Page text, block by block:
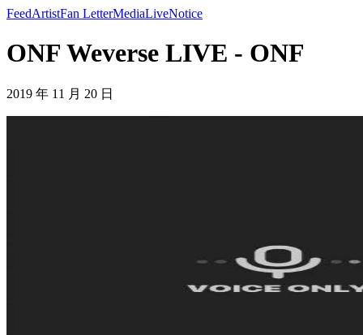
FeedArtistFan LetterMediaLiveNotice
ONF Weverse LIVE - ONF
2019 年 11 月 20 日